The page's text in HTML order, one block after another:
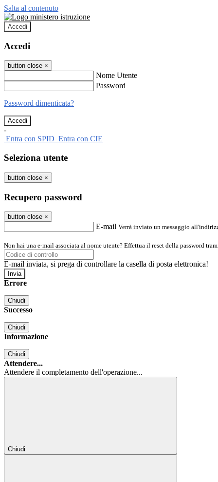
Salta al contenuto
Accedi
Accedi
button close ×
Nome Utente
Password
Password dimenticata?
-
Entra con SPID Entra con CIE
Seleziona utente
button close ×
Recupero password
button close ×
E-mail Verrà inviato un messaggio
Non hai una e-mail associata al nome utente? Effettua il reset della password
E-mail inviata, si prega di controllare la casella di posta elettronica!
Errore
Chiudi
Successo
Chiudi
Informazione
Chiudi
Attendere...
Attendere il completamento dell'operazione...
Chiudi